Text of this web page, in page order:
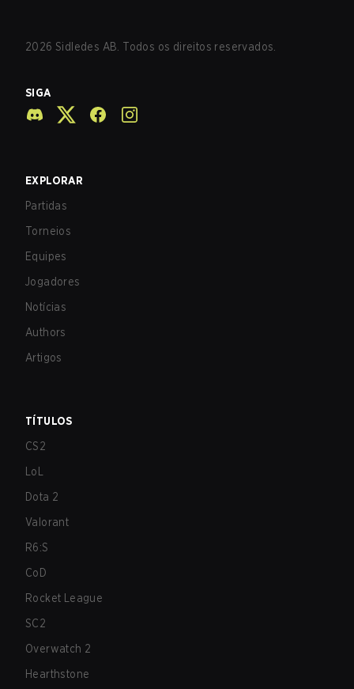
2026 Sidledes AB. Todos os direitos reservados.
SIGA
EXPLORAR
Partidas
Torneios
Equipes
Jogadores
Notícias
Authors
Artigos
TÍTULOS
CS2
LoL
Dota 2
Valorant
R6:S
CoD
Rocket League
SC2
Overwatch 2
Hearthstone